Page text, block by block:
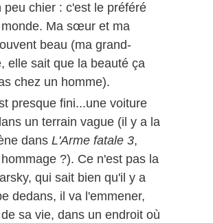
peu chier : c'est le préféré
Ma sœur et ma
beau (ma grand-
elle sait que la beauté ça
chez un homme).
presque fini...une voiture
un terrain vague (il y a la
dans L'Arme fatale 3,
?). Ce n'est pas la
qui sait bien qu'il y a
dedans, il va l'emmener,
sa vie, dans un endroit où